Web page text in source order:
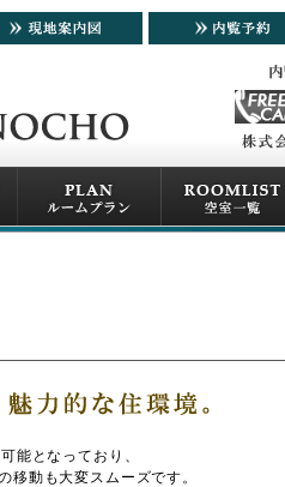
能となっており、
移動も大変スムーズです。